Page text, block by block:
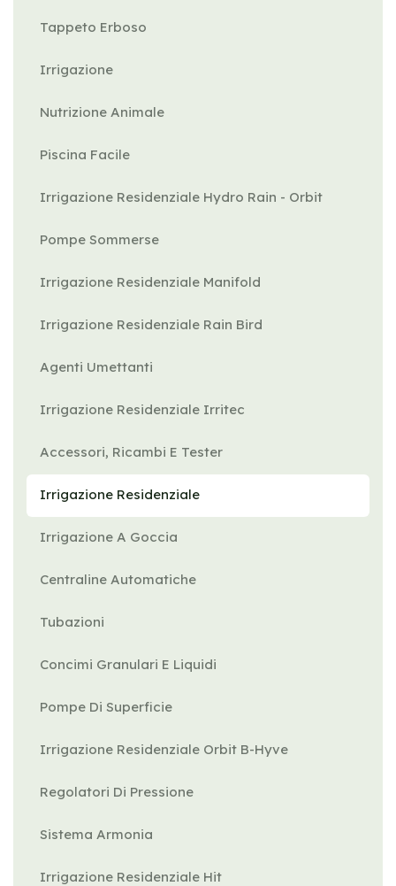
Tappeto Erboso
Irrigazione
Nutrizione Animale
Piscina Facile
Irrigazione Residenziale Hydro Rain - Orbit
Pompe Sommerse
Irrigazione Residenziale Manifold
Irrigazione Residenziale Rain Bird
Agenti Umettanti
Irrigazione Residenziale Irritec
Accessori, Ricambi E Tester
Irrigazione Residenziale
Irrigazione A Goccia
Centraline Automatiche
Tubazioni
Concimi Granulari E Liquidi
Pompe Di Superficie
Irrigazione Residenziale Orbit B-Hyve
Regolatori Di Pressione
Sistema Armonia
Irrigazione Residenziale Hit